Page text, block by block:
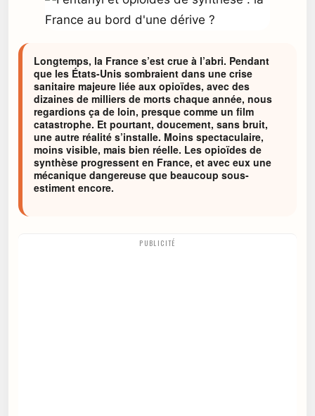
Longtemps, la France s’est crue à l’abri. Pendant
que les États-Unis sombraient dans une crise
sanitaire majeure liée aux opioïdes, avec des
dizaines de milliers de morts chaque année, nous
regardions ça de loin, presque comme un film
catastrophe. Et pourtant, doucement, sans bruit,
une autre réalité s’installe. Moins spectaculaire,
moins visible, mais bien réelle. Les opioïdes de
synthèse progressent en France, et avec eux une
mécanique dangereuse que beaucoup sous-
estiment encore.
PUBLICITÉ